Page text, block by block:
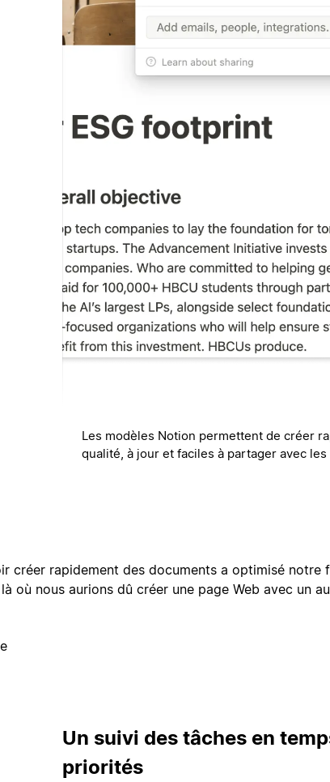
Les modèles Notion permettent de créer
qualité, à jour et faciles à partager avec
créer rapidement des documents a optimisé
où nous aurions dû créer une page Web avec un
Un suivi des tâches en
priorités